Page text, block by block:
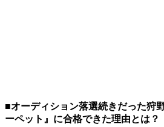
■オーディション落選続きだった狩
ーペット』に合格できた理由とは？